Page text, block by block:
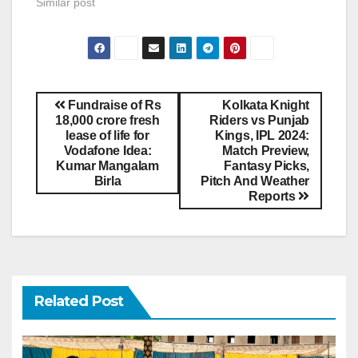
Kolkata Knight
Riders vs Punjab
Kings, IPL 2024:
Match Preview,
Fantasy Picks,
Pitch And Weather
Reports
Fundraise of Rs
18,000 crore fresh
lease of life for
Vodafone Idea:
Kumar Mangalam
Birla
Related Post